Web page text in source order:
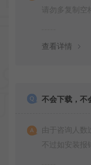
请勿多复制空
查看详情
不会下载，不
由于咨询人数
不过如安装报